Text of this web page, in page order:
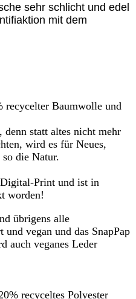
sehr schlicht und edel
mit dem
recycelter Baumwolle und
statt altes nicht mehr
wird es für Neues,
die Natur.
Print und ist in
worden!
übrigens alle
vegan und das SnapPap
auch veganes Leder
recyceltes Polyester